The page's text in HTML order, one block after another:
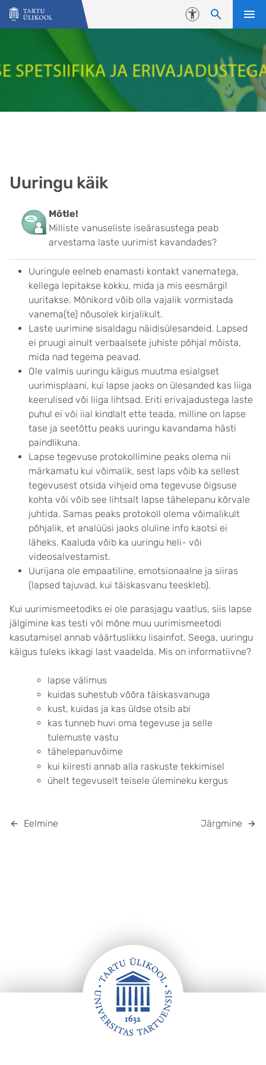
Liigu edasi põhisisu juurde
Juurdepääsetavus
Uuringu käik
Mõtle!
Milliste vanuseliste iseärasustega peab
arvestama laste uurimist kavandades?
Uuringule eelneb enamasti kontakt vanematega,
kellega lepitakse kokku, mida ja mis eesmärgil
uuritakse. Mõnikord võib olla vajalik vormistada
vanema(te) nõusolek kirjalikult.
Laste uurimine sisaldagu näidisülesandeid. Lapsed
ei pruugi ainult verbaalsete juhiste põhjal mõista,
mida nad tegema peavad.
Ole valmis uuringu käigus muutma esialgset
uurimisplaani, kui lapse jaoks on ülesanded kas liiga
keerulised või liiga lihtsad. Eriti erivajadustega laste
puhul ei või iial kindlalt ette teada, milline on lapse
tase ja seetõttu peaks uuringu kavandama hästi
paindlikuna.
Lapse tegevuse protokollimine peaks olema nii
märkamatu kui võimalik, sest laps võib ka sellest
tegevusest otsida vihjeid oma tegevuse õigsuse
kohta või võib see lihtsalt lapse tähelepanu kõrvale
juhtida. Samas peaks protokoll olema võimalikult
põhjalik, et analüüsi jaoks oluline info kaotsi ei
läheks. Kaaluda võib ka uuringu heli- või
videosalvestamist.
Uurijana ole empaatiline, emotsionaalne ja siiras
(lapsed tajuvad, kui täiskasvanu teeskleb).
Kui uurimismeetodiks ei ole parasjagu vaatlus, siis lapse
jälgimine kas testi või mõne muu uurimismeetodi
kasutamisel annab väärtuslikku lisainfot. Seega, uuringu
käigus tuleks ikkagi last vaadelda. Mis on informatiivne?
lapse välimus
kuidas suhestub võõra täiskasvanuga
kust, kuidas ja kas üldse otsib abi
kas tunneb huvi oma tegevuse ja selle
tulemuste vastu
tähelepanuvõime
kui kiiresti annab alla raskuste tekkimisel
ühelt tegevuselt teisele ülemineku kergus
Eelmine Järgmine